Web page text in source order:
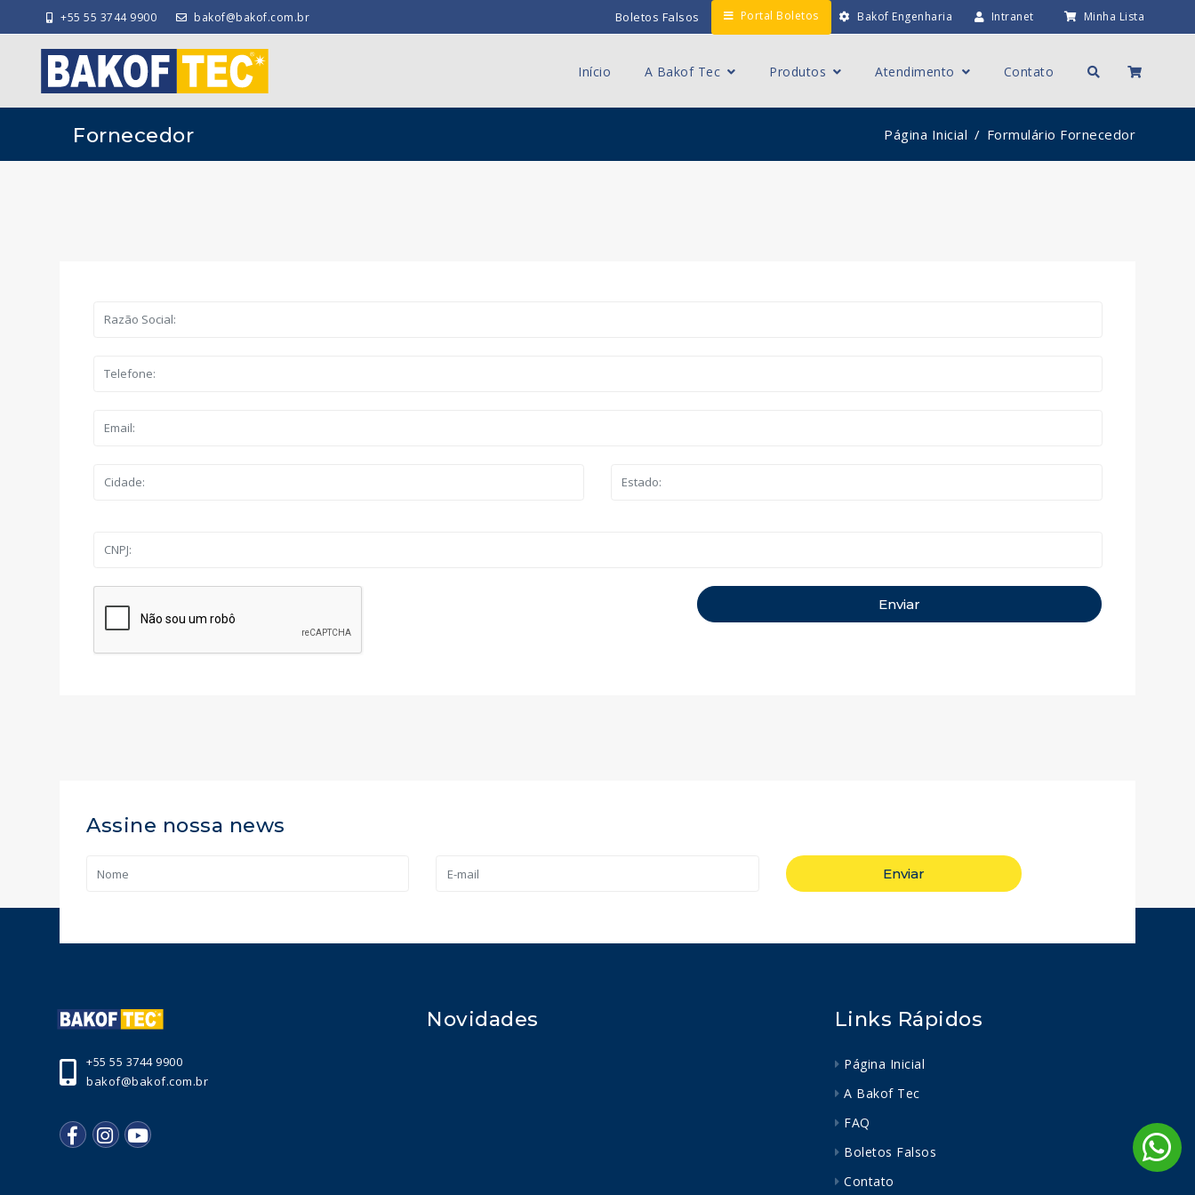
+55 55 3744 9900 bakof@bakof.com.br Boletos Falsos Portal Boletos Bakof Engenharia Intranet Minha Lista
Início A Bakof Tec Produtos Atendimento Contato
Fornecedor Página Inicial Formulário Fornecedor
Assine nossa news
Enviar
+55 55 3744 9900
bakof@bakof.com.br
Novidades Links Rápidos
Página Inicial
A Bakof Tec
FAQ
Boletos Falsos
Contato